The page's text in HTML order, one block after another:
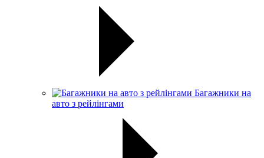
Багажники на
авто з рейлінгами